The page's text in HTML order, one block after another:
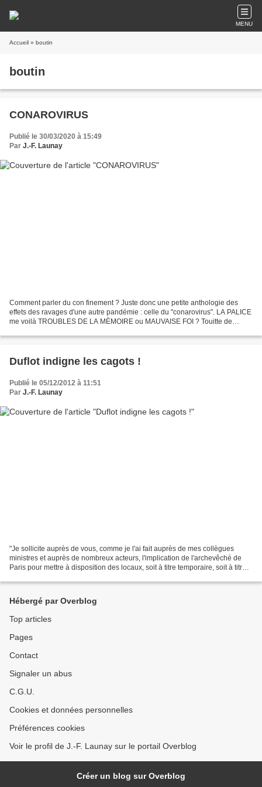
MENU
Accueil » boutin
boutin
CONAROVIRUS
Publié le 30/03/2020 à 15:49
Par J.-F. Launay
Comment parler du con finement ? Juste donc une petite anthologie des
effets des ravages d'une autre pandémie : celle du "conarovirus". LA PALICE
me voilà TROUBLES DE LA MÈMOIRE ou MAUVAISE FOI ? Touitte de
Duflot indigne les cagots !
Publié le 05/12/2012 à 11:51
Par J.-F. Launay
"Je sollicite auprès de vous, comme je l'ai fait auprès de mes collègues
ministres et auprès de nombreux acteurs, l'implication de l'archevêché de
Paris pour mettre à disposition des locaux, soit à titre temporaire, soit à titre
Hébergé par Overblog
Top articles
Pages
Contact
Signaler un abus
C.G.U.
Cookies et données personnelles
Préférences cookies
Voir le profil de J.-F. Launay sur le portail Overblog
Créer un blog sur Overblog